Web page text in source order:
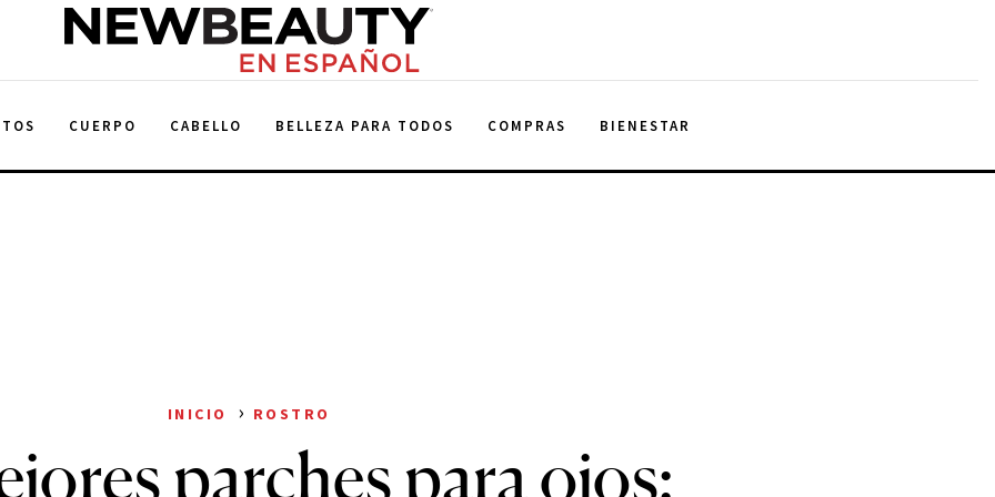
NewBeauty
CUERPO CABELLO BELLEZA PARA TODOS COMPRAS BIENESTAR
INICIO › ROSTRO
parches para ojos: